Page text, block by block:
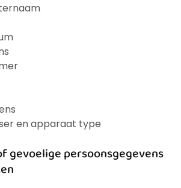
en apparaat type
gevoelige persoonsgegevens